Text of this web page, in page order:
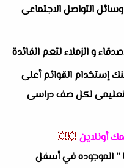
التواصل الاجتماعى
و الزملاء لتعم الفائدة
إستخدام القوائم أعلى
لكل صف دراسى
أونلاين💥💥
الموجوده في أسفل